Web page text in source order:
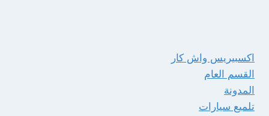
اكسبيريس واش كار
القسم العام
المدونة
تلميع سيارات